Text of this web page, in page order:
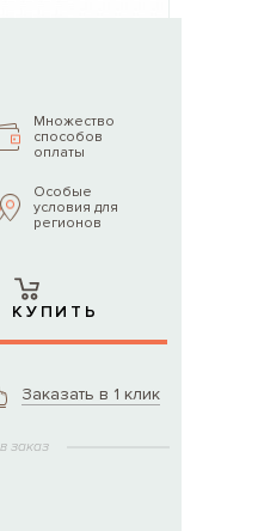
Множество
способов
оплаты
Особые
условия для
регионов
КУПИТЬ
Заказать в 1 клик
заказ